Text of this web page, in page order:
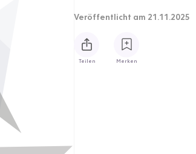
Veröffentlicht am 21.11.2025
Teilen Merken